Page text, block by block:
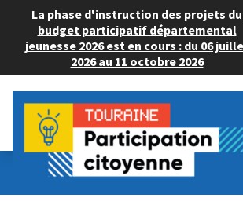
La phase d'instruction des projets du
budget participatif départemental
jeunesse 2026 est en cours : du 06
2026 au 11 octobre 2026
Budget Participatif ADULTE 2024
💡 Déposer un projet